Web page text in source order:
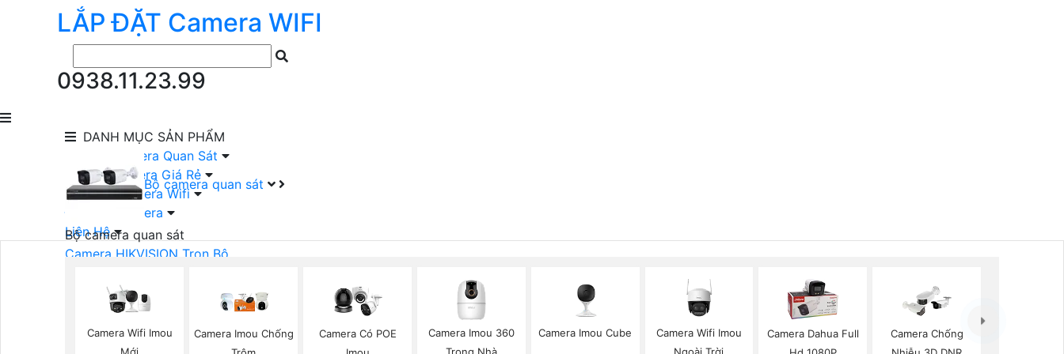
LẮP ĐẶT Camera WIFI
0938.11.23.99
DANH MỤC SẢN PHẨM
Bộ camera quan sát
Bộ camera quan sát
Camera HIKVISION Trọn Bộ
Camera DAHUA Trọn Bộ
Camera giá Rẻ Trọn Bộ
Bộ Camera Nên Dùng
Bộ Camera Có Màu Ban Đêm
lắp Đặt Camera Quan Sát
Lắp Bộ Camera Giá Rẻ
Lắp Đặt Camera Wifi
Đầu Ghi Camera
Liên Hệ
Camera Wifi Imou
Camera Imou Chống
Camera Có POE
Camera Imou 360
Camera Imou Cube
Camera Wifi Imou
Camera Dahua Full
Camera Chống